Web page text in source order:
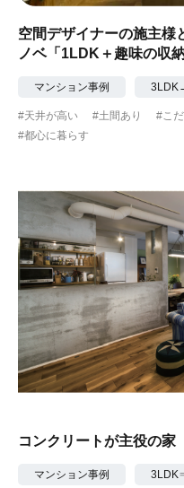
空間デザイナーの施主様
ノベ「1LDK＋趣味の収納
マンション事例
#天井が高い #土間あり #こ
#都心に暮らす
コンクリートが主役の家
マンション事例